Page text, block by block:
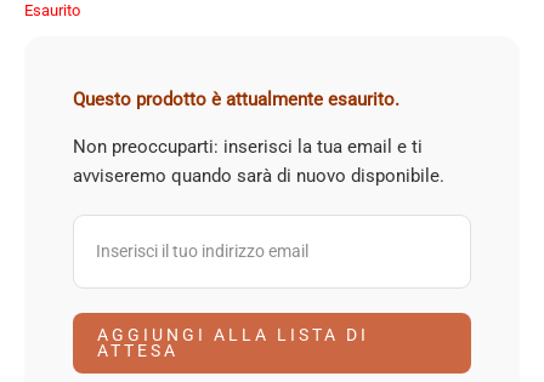
Esaurito
Questo prodotto è attualmente esaurito.
Non preoccuparti: inserisci la tua email e ti
avviseremo quando sarà di nuovo disponibile.
AGGIUNGI ALLA LISTA DI
ATTESA